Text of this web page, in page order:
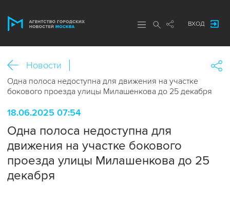
ВХОД
Новости
Одна полоса недоступна для движения на участке
бокового проезда улицы Милашенкова до 25 декабря
18.06.2025 07:54
Одна полоса недоступна для
движения на участке бокового
проезда улицы Милашенкова до 25
декабря